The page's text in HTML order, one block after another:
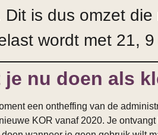
Dit is dus omzet die
wordt met 21,
je nu doen als
een ontheffing van de
KOR vanaf 2020. Je